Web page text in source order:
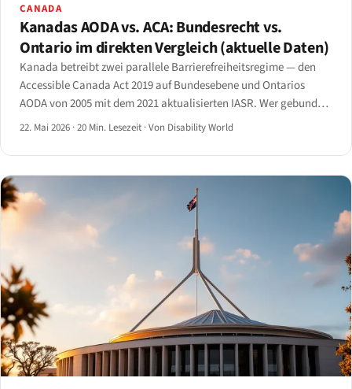
CANADA
Kanadas AODA vs. ACA: Bundesrecht vs.
Ontario im direkten Vergleich (aktuelle Daten)
Kanada betreibt zwei parallele Barrierefreiheitsregime — den
Accessible Canada Act 2019 auf Bundesebene und Ontarios
AODA von 2005 mit dem 2021 aktualisierten IASR. Wer gebunden
ist, wann Fristen greifen, welche technischen Standards gelten
22. Mai 2026 ·20 Min. Lesezeit ·Von Disability World